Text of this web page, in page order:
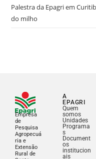
Palestra da Epagri em
do milho
Empresa
de
Pesquisa
Agropecuá
ria e
Extensão
Rural de
A
EPAGRI
Quem
somos
Unidades
Programa
s
Document
os
institucion
ais